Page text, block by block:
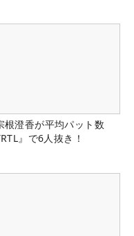
根澄香が平均パット数
』で6人抜き！